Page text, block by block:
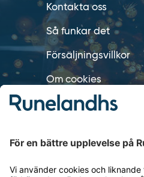
Kontakta oss
Så funkar det
Försäljningsvillkor
Om cookies
OM RUNELANDHS